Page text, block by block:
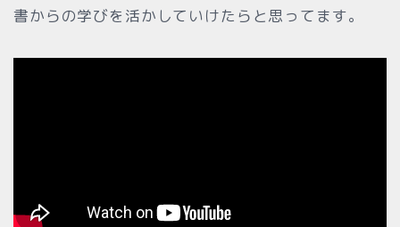
書からの学びを活かしていけたらと思ってます。